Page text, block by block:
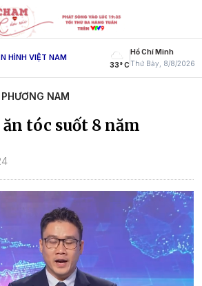
HÌNH VIỆT NAM
33° C
Hồ Chí Minh
Thứ Bảy, 8/8/2026
NAM
ăn tóc suốt 8 năm